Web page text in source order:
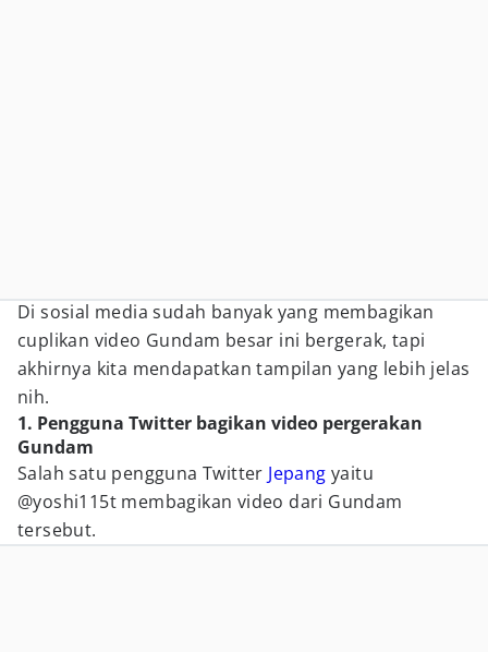
Di sosial media sudah banyak yang membagikan
cuplikan video Gundam besar ini bergerak, tapi
akhirnya kita mendapatkan tampilan yang lebih jelas
nih.
1. Pengguna Twitter bagikan video pergerakan
Gundam
Salah satu pengguna Twitter Jepang yaitu
@yoshi115t membagikan video dari Gundam
tersebut.